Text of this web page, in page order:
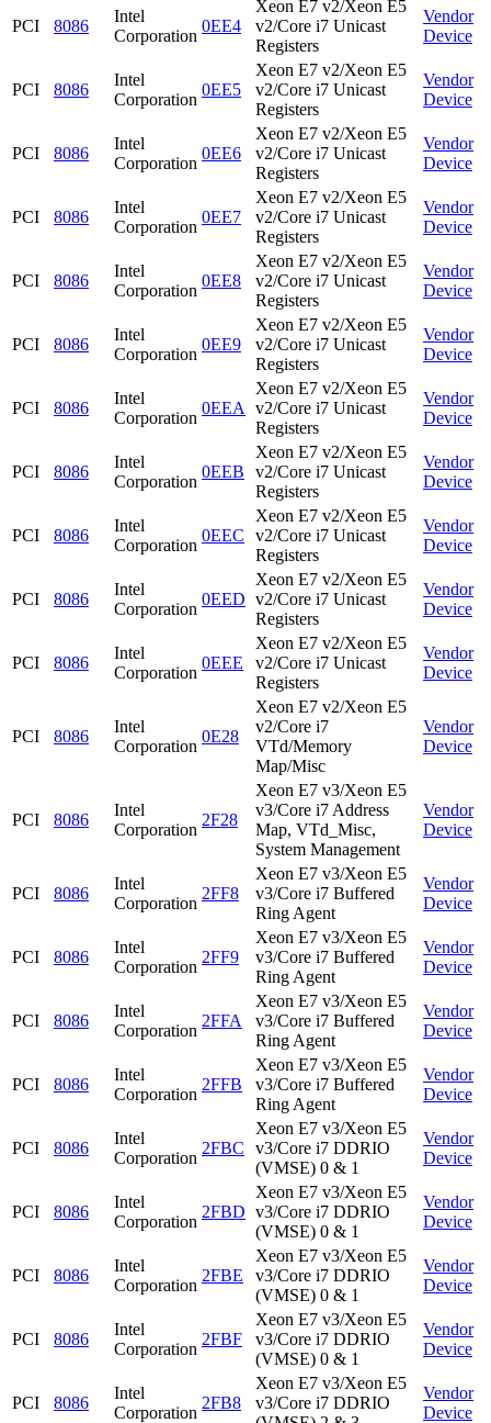
PCI 8086
Intel
Corporation
0EE4
Xeon E7 v2/Xeon E5
v2/Core i7 Unicast
Registers
Vendor
Device
PCI 8086
Intel
Corporation
0EE5
Xeon E7 v2/Xeon E5
v2/Core i7 Unicast
Registers
Vendor
Device
PCI 8086
Intel
Corporation
0EE6
Xeon E7 v2/Xeon E5
v2/Core i7 Unicast
Registers
Vendor
Device
PCI 8086
Intel
Corporation
0EE7
Xeon E7 v2/Xeon E5
v2/Core i7 Unicast
Registers
Vendor
Device
PCI 8086
Intel
Corporation
0EE8
Xeon E7 v2/Xeon E5
v2/Core i7 Unicast
Registers
Vendor
Device
PCI 8086
Intel
Corporation
0EE9
Xeon E7 v2/Xeon E5
v2/Core i7 Unicast
Registers
Vendor
Device
PCI 8086
Intel
Corporation
0EEA
Xeon E7 v2/Xeon E5
v2/Core i7 Unicast
Registers
Vendor
Device
PCI 8086
Intel
Corporation
0EEB
Xeon E7 v2/Xeon E5
v2/Core i7 Unicast
Registers
Vendor
Device
PCI 8086
Intel
Corporation
0EEC
Xeon E7 v2/Xeon E5
v2/Core i7 Unicast
Registers
Vendor
Device
PCI 8086
Intel
Corporation
0EED
Xeon E7 v2/Xeon E5
v2/Core i7 Unicast
Registers
Vendor
Device
PCI 8086
Intel
Corporation
0EEE
Xeon E7 v2/Xeon E5
v2/Core i7 Unicast
Registers
Vendor
Device
PCI 8086
Intel
Corporation
0E28
Xeon E7 v2/Xeon E5
v2/Core i7
VTd/Memory
Map/Misc
Vendor
Device
PCI 8086
Intel
Corporation
2F28
Xeon E7 v3/Xeon E5
v3/Core i7 Address
Map, VTd_Misc,
System Management
Vendor
Device
PCI 8086
Intel
Corporation
2FF8
Xeon E7 v3/Xeon E5
v3/Core i7 Buffered
Ring Agent
Vendor
Device
PCI 8086
Intel
Corporation
2FF9
Xeon E7 v3/Xeon E5
v3/Core i7 Buffered
Ring Agent
Vendor
Device
PCI 8086
Intel
Corporation
2FFA
Xeon E7 v3/Xeon E5
v3/Core i7 Buffered
Ring Agent
Vendor
Device
PCI 8086
Intel
Corporation
2FFB
Xeon E7 v3/Xeon E5
v3/Core i7 Buffered
Ring Agent
Vendor
Device
PCI 8086
Intel
Corporation
2FBC
Xeon E7 v3/Xeon E5
v3/Core i7 DDRIO
(VMSE) 0 & 1
Vendor
Device
PCI 8086
Intel
Corporation
2FBD
Xeon E7 v3/Xeon E5
v3/Core i7 DDRIO
(VMSE) 0 & 1
Vendor
Device
PCI 8086
Intel
Corporation
2FBE
Xeon E7 v3/Xeon E5
v3/Core i7 DDRIO
(VMSE) 0 & 1
Vendor
Device
PCI 8086
Intel
Corporation
2FBF
Xeon E7 v3/Xeon E5
v3/Core i7 DDRIO
(VMSE) 0 & 1
Vendor
Device
PCI 8086
Intel
Corporation
2FB8
Xeon E7 v3/Xeon E5
v3/Core i7 DDRIO
Vendor
Device